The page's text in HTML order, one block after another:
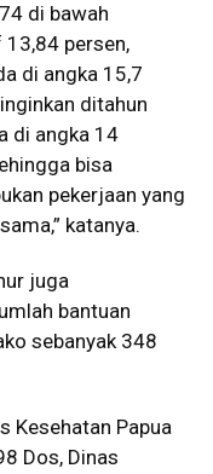
di bawah
persen,
di angka 15,7
ditahun
di angka 14
bisa
pekerjaan yang
katanya.
juga
bantuan
sebanyak 348
Kesehatan Papua
Dos, Dinas